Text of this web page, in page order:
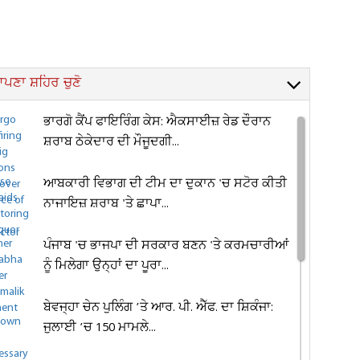
ਸ਼ਹਿਰ ਚੁਣੋ
ਭਾਰਗੋ ਕੈਂਪ ਫਾਇਰਿੰਗ ਕੇਸ: ਐਕਸਾਈਜ਼ ਰੇਡ ਦੌਰਾਨ
ਸ਼ਰਾਬ ਠੇਕੇਦਾਰ ਦੀ ਮੌਜੂਦਗੀ...
ਆਬਕਾਰੀ ਵਿਭਾਗ ਦੀ ਟੀਮ ਦਾ ਦੁਕਾਨ 'ਚ ਸਟੋਰ ਕੀਤੀ
ਨਾਜਾਇਜ਼ ਸ਼ਰਾਬ 'ਤੇ ਛਾਪਾ...
ਪੰਜਾਬ 'ਚ ਭਾਜਪਾ ਦੀ ਸਰਕਾਰ ਬਣਨ 'ਤੇ ਕਰਮਚਾਰੀਆਂ
ਨੂੰ ਮਿਲੇਗਾ ਉਨ੍ਹਾਂ ਦਾ ਪੂਰਾ...
ਬੇਵਜ੍ਹਾ ਚੇਨ ਪੁਲਿੰਗ ’ਤੇ ਆਰ. ਪੀ. ਐੱਫ. ਦਾ ਸ਼ਿਕੰਜਾ:
ਜੁਲਾਈ ’ਚ 150 ਮਾਮਲੇ...